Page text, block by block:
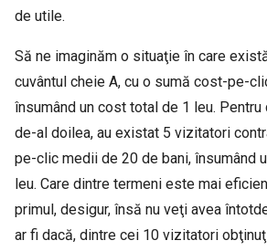
de utile.
Să ne imaginăm o situaţie în care
cuvântul cheie A, cu o sumă cost-pe-
însumând un cost total de 1 leu. Pentru
de-al doilea, au existat 5 vizitatori
pe-clic medii de 20 de bani, însumând
leu. Care dintre termeni este mai
primul, desigur, însă nu veţi avea
ar fi dacă, dintre cei 10 vizitatori